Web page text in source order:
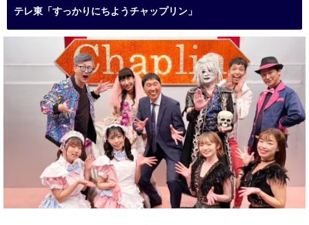
テレ東「すっかりにちようチャップリン」